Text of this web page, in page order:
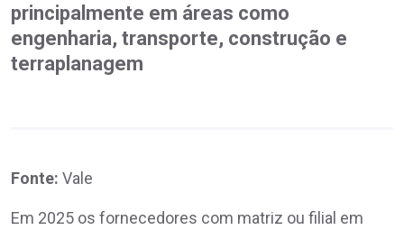
principalmente em áreas como
engenharia, transporte, construção e
terraplanagem
Fonte: Vale
Em 2025 os fornecedores com matriz ou filial em